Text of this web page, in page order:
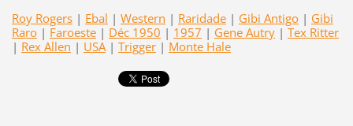
Roy Rogers | Ebal | Western | Raridade | Gibi Antigo | Gibi
Raro | Faroeste | Déc 1950 | 1957 | Gene Autry | Tex Ritter
| Rex Allen | USA | Trigger | Monte Hale